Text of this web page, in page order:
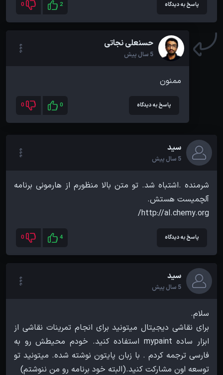
پاسخ به دیدگاه 2
0
حسنعلی نجاتی
5 سال پیش
ممنون
پاسخ به دیدگاه 0
0
سید
5 سال پیش
شرمنده .اشتباه شد. تو متن بالا منظورم از هارمونی برنامه
http://al.chemy.org/
پاسخ به دیدگاه 4
0
سید
5 سال پیش
برای نقاشی دیجیتال میتونید برای انجام تمرینات نقاشی از
ابزار ساده mypaint استفاده کنید. خودم محیطش رو به
فارسی ترجمه کردم . با زبان پایتون نوشته شده. میتونید تو